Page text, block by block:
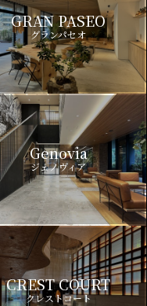
GRAN PASEO
グランパセオ
Genovia
ジェノヴィア
CREST COURT
クレストコート